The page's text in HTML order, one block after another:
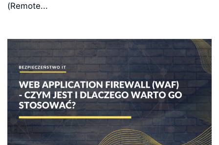
(Remote...